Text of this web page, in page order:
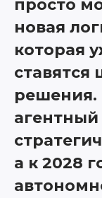
просто
новая
которая
решения.
а к 2028